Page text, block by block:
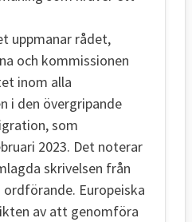
uppmanar rådet,
och kommissionen
inom alla
i den övergripande
som
2023. Det noterar
skrivelsen från
Europeiska
av att genomföra